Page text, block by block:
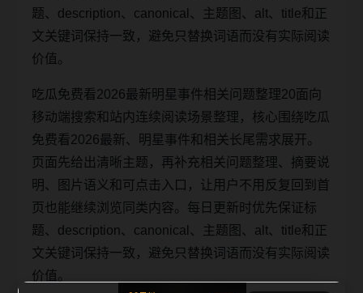
题、description、canonical、主题图、alt、title和正
文关键词保持一致，避免只替换词语而没有实际阅读
价值。
吃瓜免费看2026最新明星事件相关问题整理20面向
移动端搜索和站内连续阅读场景整理，核心围绕吃瓜
免费看2026最新、明星事件和相关长尾需求展开。
页面先给出清晰主题，再补充相关问题整理、摘要说
明、图片语义和可点击入口，让用户不用反复回到首
页也能继续浏览同类内容。每日更新时优先保证标
题、description、canonical、主题图、alt、title和正
文关键词保持一致，避免只替换词语而没有实际阅读
价值。